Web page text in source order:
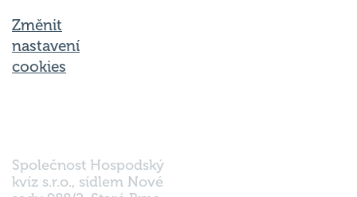
Změnit
nastavení
cookies
Společnost Hospodský
kvíz s.r.o., sídlem Nové